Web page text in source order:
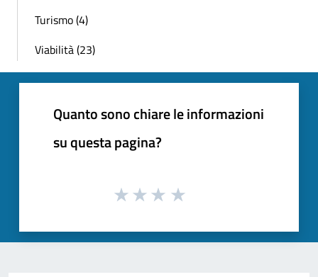
Turismo (4)
Viabilità (23)
Quanto sono chiare le informazioni
su questa pagina?